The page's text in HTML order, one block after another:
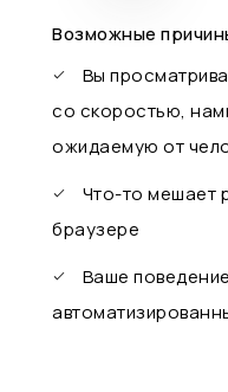
Возможные
Вы
со скоростью,
ожидаемую от
Что-то мешает
браузере
Ваше